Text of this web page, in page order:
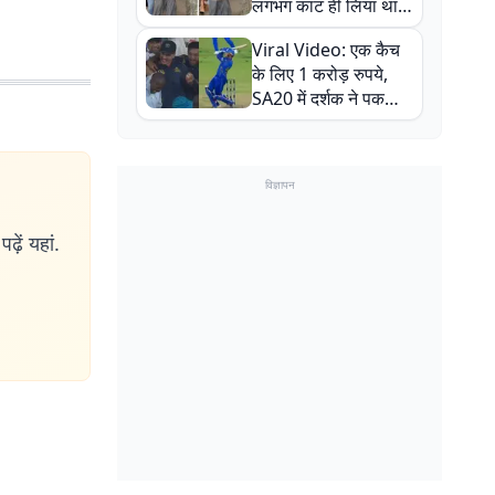
यहां.
लगभग काट ही लिया था,
न्यूजीलैंड सीरीज से पहले
बाल-बाल बचे
Viral Video: एक कैच
के लिए 1 करोड़ रुपये,
SA20 में दर्शक ने पकड़ा
एक हाथ से गजब का कैच
विज्ञापन